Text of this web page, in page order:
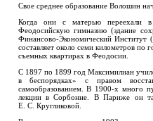
Свое среднее образование Волошин
Когда они с матерью переехали
Феодосийскую гимназию (здание
Финансово-Экономический
составляет около семи километров
съемных квартирах в Феодосии.
С 1897 по 1899 год Максимилиан
в беспорядках» с правом
самообразованием. В 1900-х много
лекции в Сорбонне. В Париже он
Е. С. Кругликовой.